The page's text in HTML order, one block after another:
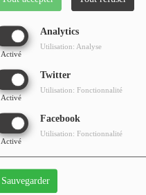
Analytics
Activé
Utilisation: Analyse
Twitter
Activé
Utilisation: Fonctionnalité
Facebook
Activé
Utilisation: Fonctionnalité
Sauvegarder